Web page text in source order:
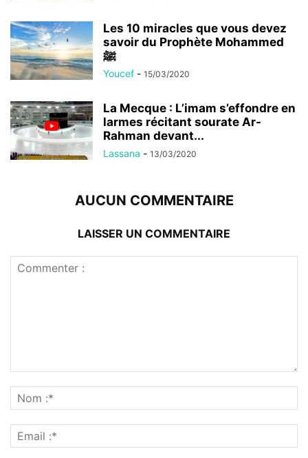
Les 10 miracles que vous devez
savoir du Prophète Mohammed
ﷺ
Youcef - 15/03/2020
La Mecque : L’imam s’effondre en
larmes récitant sourate Ar-
Rahman devant...
Lassana - 13/03/2020
AUCUN COMMENTAIRE
LAISSER UN COMMENTAIRE